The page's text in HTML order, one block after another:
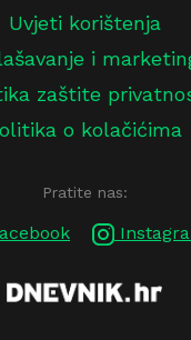
Uvjeti korištenja
i
zaštite
o kolačićima
Pratite nas: